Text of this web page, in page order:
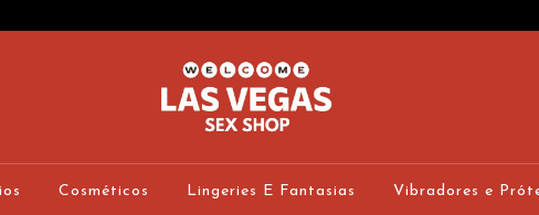
Cosméticos Lingeries E Fantasias Vibradores e